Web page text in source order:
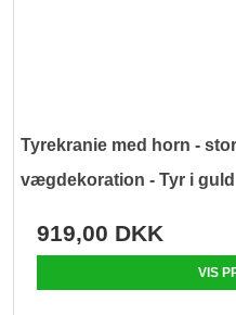
Tyrekranie med horn -
vægdekoration - Tyr i guld
919,00 DKK
VIS